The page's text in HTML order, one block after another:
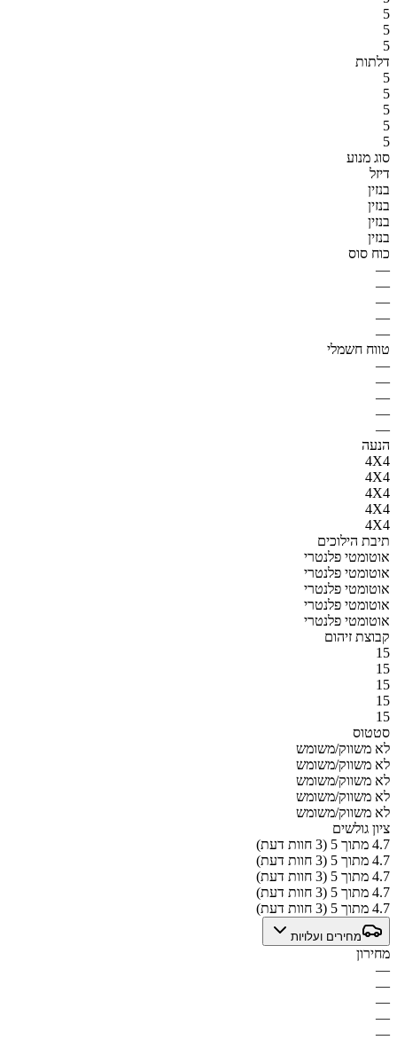
5
5
5
דלתות
5
5
5
5
5
סוג מנוע
דיזל
בנזין
בנזין
בנזין
בנזין
כוח סוס
—
—
—
—
—
טווח חשמלי
—
—
—
—
—
הנעה
4X4
4X4
4X4
4X4
4X4
תיבת הילוכים
אוטומטי פלנטרי
אוטומטי פלנטרי
אוטומטי פלנטרי
אוטומטי פלנטרי
אוטומטי פלנטרי
קבוצת זיהום
15
15
15
15
15
סטטוס
לא משווק/משומש
לא משווק/משומש
לא משווק/משומש
לא משווק/משומש
לא משווק/משומש
ציון גולשים
4.7 מתוך 5 (3 חוות דעת)
4.7 מתוך 5 (3 חוות דעת)
4.7 מתוך 5 (3 חוות דעת)
4.7 מתוך 5 (3 חוות דעת)
4.7 מתוך 5 (3 חוות דעת)
מחירים ועלויות
מחירון
—
—
—
—
—